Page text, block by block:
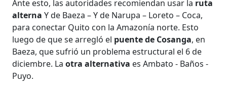
Ante esto, las autoridades recomiendan usar la ruta
alterna Y de Baeza – Y de Narupa – Loreto – Coca,
para conectar Quito con la Amazonía norte. Esto
luego de que se arregló el puente de Cosanga, en
Baeza, que sufrió un problema estructural el 6 de
diciembre. Laotra alternativa es Ambato - Baños -
Puyo.